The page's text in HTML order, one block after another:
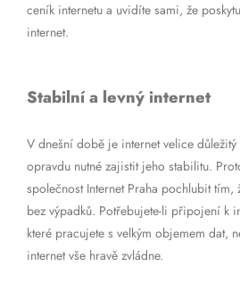
ceník internetu a uvidíte sami, že
internet.
Stabilní a levný internet
V dnešní době je internet velice
opravdu nutné zajistit jeho stabilitu.
společnost Internet Praha pochlubit tím,
bez výpadků. Potřebujete-li připojení k
které pracujete s velkým objemem dat,
internet vše hravě zvládne.